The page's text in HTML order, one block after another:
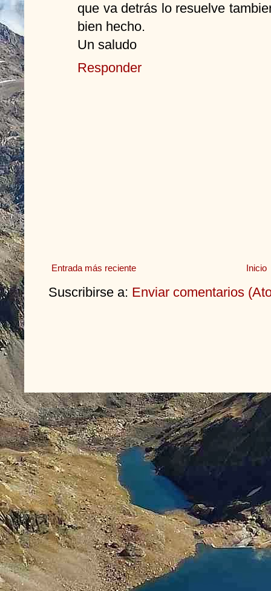
que va detrás lo resuelve
bien hecho.
Un saludo
Responder
Entrada más reciente Inicio
Suscribirse a: Enviar comentarios